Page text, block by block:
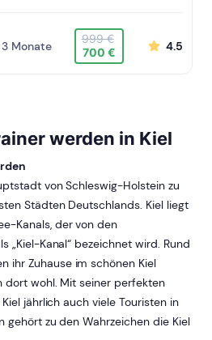
3 Monate
999 €
700 €
4.5
werden in Kiel
von Schleswig-Holstein zu
Städten Deutschlands. Kiel liegt
Kanals, der von den
„Kiel-Kanal“ bezeichnet wird. Rund
ihr Zuhause im schönen Kiel
wohl. Mit seiner perfekten
jährlich auch viele Touristen in
gehört zu den Wahrzeichen die Kiel